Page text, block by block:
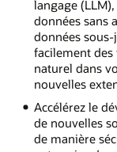
langage
données sans
données sous-
facilement
naturel dans
nouvelles
Accélérez le
de nouvelles
de manière